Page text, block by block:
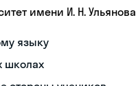
имени И. Н. Ульянова
языку
школах